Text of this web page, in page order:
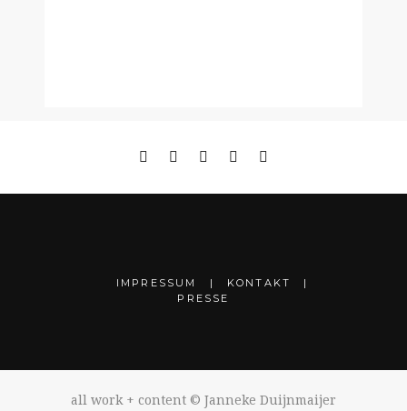
IMPRESSUM
KONTAKT
PRESSE
all work + content © Janneke Duijnmaijer